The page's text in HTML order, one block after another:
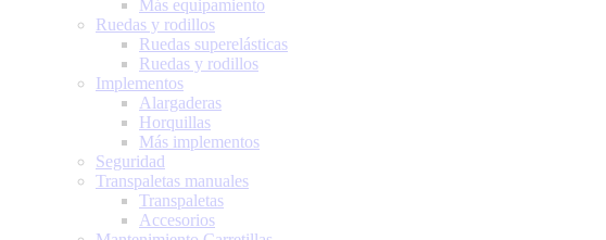
Más equipamiento
Ruedas y rodillos
Ruedas superelásticas
Ruedas y rodillos
Implementos
Alargaderas
Horquillas
Más implementos
Seguridad
Transpaletas manuales
Transpaletas
Accesorios